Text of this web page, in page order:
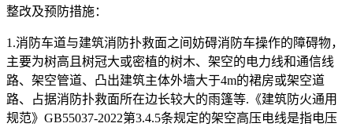
整改及预防措施：
1.消防车道与建筑消防扑救面之间妨碍消防车操作的障碍物，
主要为树高且树冠大或密植的树木、架空的电力线和通信线
路、架空管道、凸出建筑主体外墙大于4m的裙房或架空道
路、占据消防扑救面所在边长较大的雨篷等.《建筑防火通用
规范》GB55037-2022第3.4.5条规定的架空高压电线是指电压